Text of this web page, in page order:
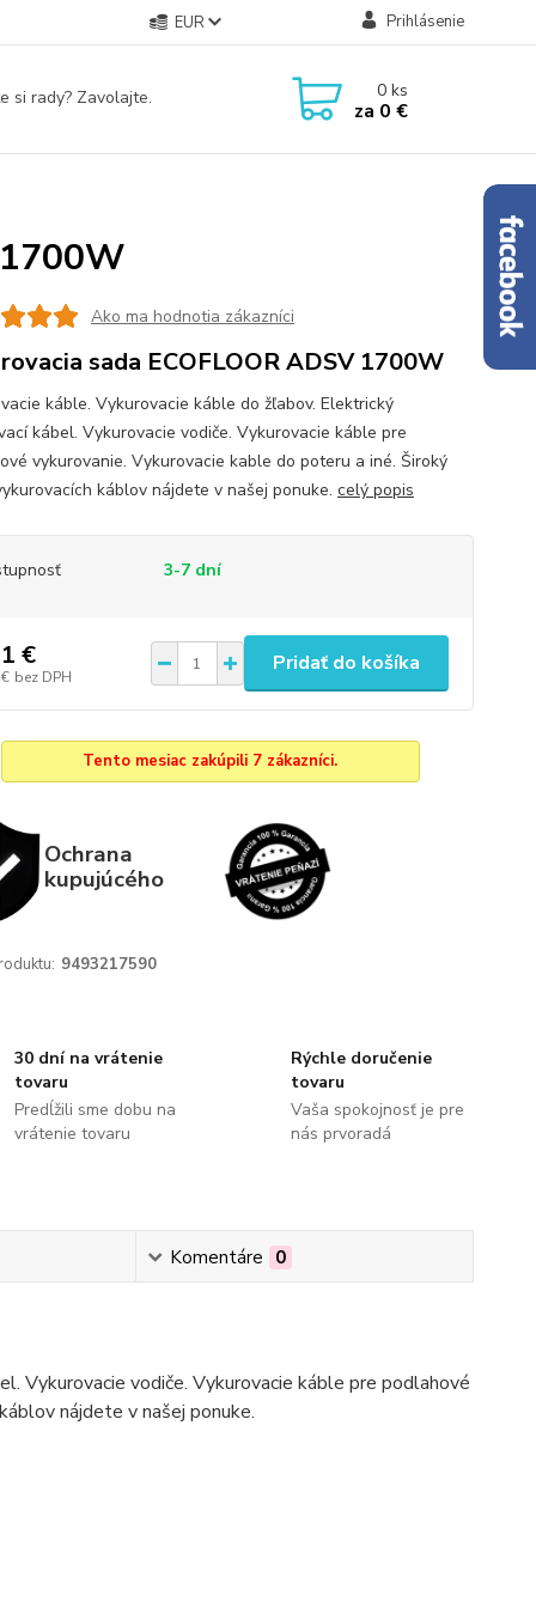
EUR Prihlásenie
si rady? Zavolajte. 0ks
za 0 €
Ako ma hodnotia zákazníci
sada ECOFLOOR ADSV 1700W
káble. Vykurovacie káble do žľabov. Elektrický
kábel. Vykurovacie vodiče. Vykurovacie káble pre
vykurovanie. Vykurovacie kable do poteru a iné. Široký
káblov nájdete v našej ponuke. celý popis
3-7 dní
€
bez DPH
Pridať do košíka
Tento mesiac zakúpili 7 zákazníci.
Ochrana
kupujúcého
9493217590
30 dní na vrátenie
tovaru
Predĺžili sme dobu na
vrátenie tovaru
Rýchle doručenie
tovaru
Vaša spokojnosť je pre
nás prvoradá
Komentáre 0
Vykurovacie vodiče. Vykurovacie káble pre podlahové
nájdete v našej ponuke.